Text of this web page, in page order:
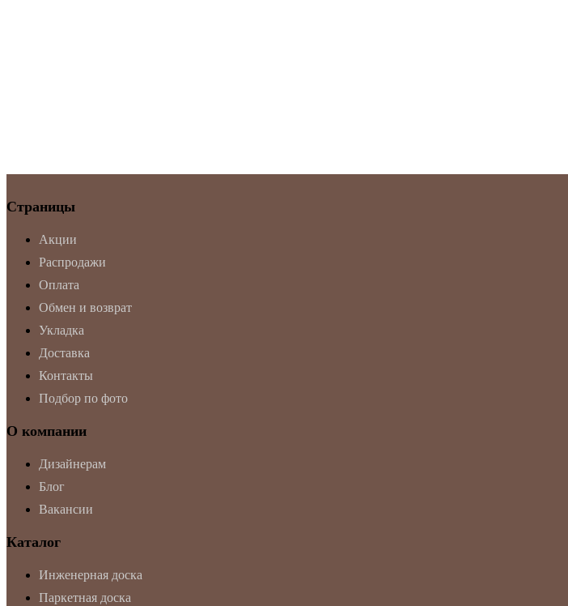
Страницы
Акции
Распродажи
Оплата
Обмен и возврат
Укладка
Доставка
Контакты
Подбор по фото
О компании
Дизайнерам
Блог
Вакансии
Каталог
Инженерная доска
Паркетная доска